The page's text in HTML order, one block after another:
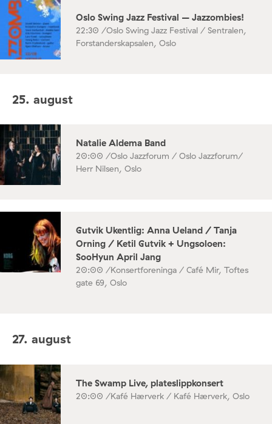
Oslo Swing Jazz Festival – Jazzombies!
22:30 /Oslo Swing Jazz Festival / Sentralen,
Forstanderskapsalen, Oslo
25. august
Natalie Aldema Band
20:00 /Oslo Jazzforum / Oslo Jazzforum/
Herr Nilsen, Oslo
Gutvik Ukentlig: Anna Ueland / Tanja
Orning / Ketil Gutvik + Ungsoloen:
SooHyun April Jang
20:00 /Konsertforeninga / Café Mir, Toftes
gate 69, Oslo
27. august
The Swamp Live, plateslippkonsert
20:00 /Kafé Hærverk / Kafé Hærverk, Oslo